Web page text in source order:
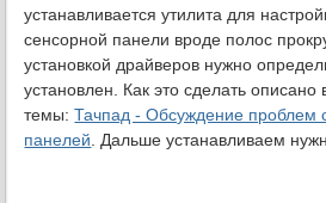
устанавливается утилита для
сенсорной панели вроде полос
установкой драйверов нужно
установлен. Как это сделать
темы:Тачпад - Обсуждение проблем
панелей . Дальше устанавливаем